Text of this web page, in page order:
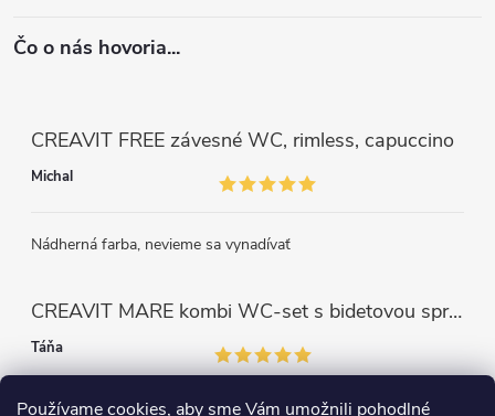
Používame cookies, aby sme Vám umožnili pohodlné
Čo o nás hovoria...
CREAVIT FREE závesné WC, rimless, capuccino
Michal
Nádherná farba, nevieme sa vynadívať
CREAVIT MARE kombi WC-set s bidetovou sprškou, rimless, biela
Táňa